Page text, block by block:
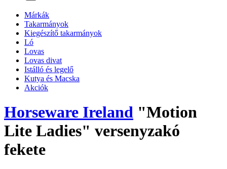
Márkák
Takarmányok
Kiegészítő takarmányok
Ló
Lovas
Lovas divat
Istálló és legelő
Kutya és Macska
Akciók
Horseware Ireland "Motion
Lite Ladies" versenyzakó
fekete